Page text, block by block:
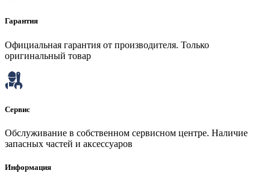
Гарантия
Официальная гарантия от производителя. Только
оригинальный товар
Сервис
Обслуживание в собственном сервисном центре. Наличие
запасных частей и аксессуаров
Информация